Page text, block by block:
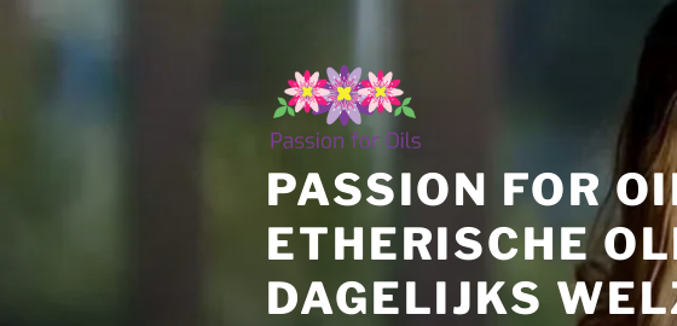
PASSION FOR
ETHERISCHE
DAGELIJKS